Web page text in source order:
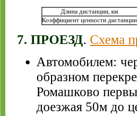
Длина дистанции, км
Коэффициент ценности дистанции
7. ПРОЕЗД. Схема
Автомобилем:
образном
Ромашково
доезжая 50м до